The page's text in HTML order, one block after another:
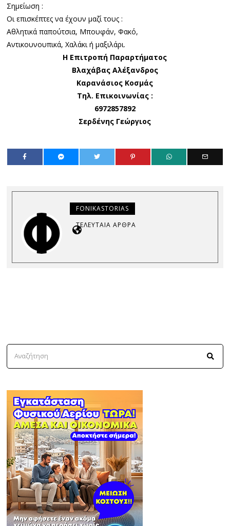
Σημείωση :
Οι επισκέπτες να έχουν μαζί τους :
Αθλητικά παπούτσια, Μπουφάν, Φακό,
Αντικουνουπικά, Χαλάκι ή μαξιλάρι.
Η Επιτροπή Παραρτήματος
Βλαχάβας Αλέξανδρος
Καρανάσιος Κοσμάς
Τηλ. Επικοινωνίας :
6972857892
Σερδένης Γεώργιος
FONIKASTORIAS
ΤΕΛΕΥΤΑΊΑ ΆΡΘΡΑ